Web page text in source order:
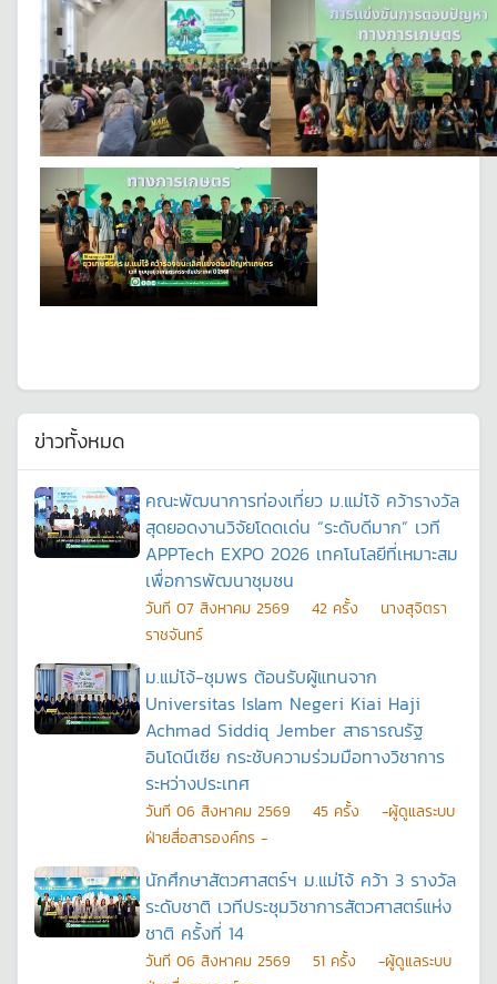
ข่าวทั้งหมด
คณะพัฒนาการท่องเที่ยว ม.แม่โจ้ คว้ารางวัล
สุดยอดงานวิจัยโดดเด่น “ระดับดีมาก” เวที
APPTech EXPO 2026 เทคโนโลยีที่เหมาะสม
เพื่อการพัฒนาชุมชน
วันที 07 สิงหาคม 2569 42 ครั้ง
นางสุจิตรา
ราชจันทร์
ม.แม่โจ้-ชุมพร ต้อนรับผู้แทนจาก
Universitas Islam Negeri Kiai Haji
Achmad Siddiq Jember สาธารณรัฐ
อินโดนีเซีย กระชับความร่วมมือทางวิชาการ
ระหว่างประเทศ
วันที 06 สิงหาคม 2569 45 ครั้ง
-ผู้ดูแลระบบ
ฝ่ายสื่อสารองค์กร -
นักศึกษาสัตวศาสตร์ฯ ม.แม่โจ้ คว้า 3 รางวัล
ระดับชาติ เวทีประชุมวิชาการสัตวศาสตร์แห่ง
ชาติ ครั้งที่ 14
วันที 06 สิงหาคม 2569 51 ครั้ง
-ผู้ดูแลระบบ